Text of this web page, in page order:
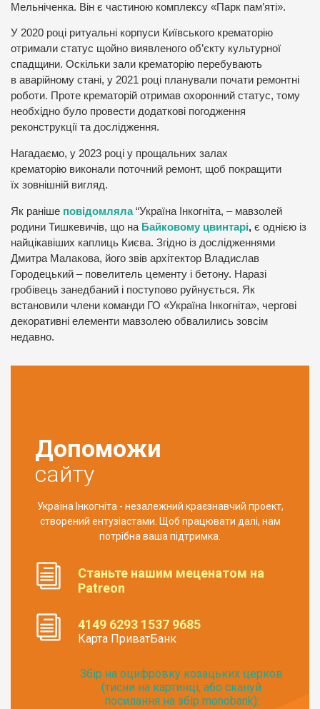
Мельніченка. Він є частиною комплексу «Парк пам’яті».
У 2020 році ритуальні корпуси Київського крематорію
отримали статус щойно виявленого об’єкту культурної
спадщини. Оскільки зали крематорію перебувають
в аварійному стані, у 2021 році планували почати ремонтні
роботи. Проте крематорій отримав охоронний статус, тому
необхідно було провести додаткові погодження
реконструкції та дослідження.
Нагадаємо, у 2023 році у прощальних залах
крематорію виконали поточний ремонт, щоб покращити
їх зовнішній вигляд.
Як раніше повідомляла“Україна Інкогніта, – мавзолей
родини Тишкевичів, що на Байковому цвинтарі, є однією із
найцікавіших каплиць Києва. Згідно із дослідженнями
Дмитра Малакова, його звів архітектор Владислав
Городецький – повелитель цементу і бетону. Наразі
гробівець занедбаний і поступово руйнується. Як
встановили члени команди ГО «Україна Інкогніта», чергові
декоративні елементи мавзолею обвалились зовсім
недавно.
Допоможи
сайту
Україна Інкогніта - незалежний краєзнавчий проект,
створений ентузіастами. Щоб працювати далі, нам
потрібна ваша підтримка.
Станьте нашим меценатом на
Patreon
4149 6293 1537 9685
Карта ПриватБанк
Збір на оцифровку козацьких церков
(тисни на картинці, або скануй
посилання на збір monobank):